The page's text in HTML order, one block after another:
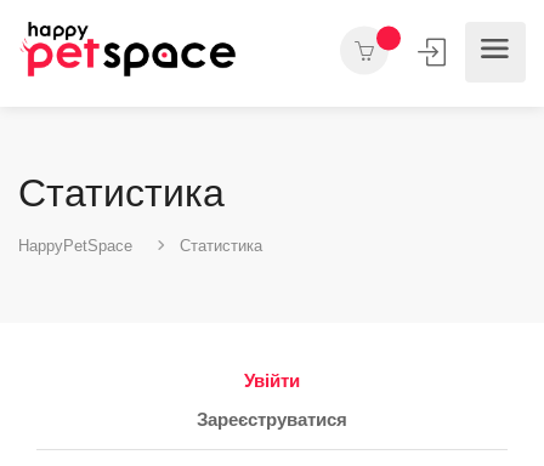
Статистика
HappyPetSpace Статистика
Увійти
Зареєструватися